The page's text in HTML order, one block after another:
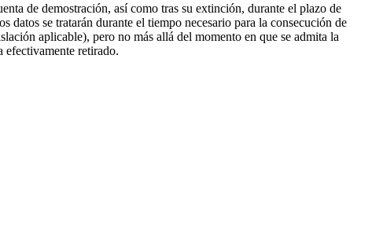
de demostración, así como tras su extinción, durante el plazo de
datos se tratarán durante el tiempo necesario para la consecución de
aplicable), pero no más allá del momento en que se admita la
efectivamente retirado.